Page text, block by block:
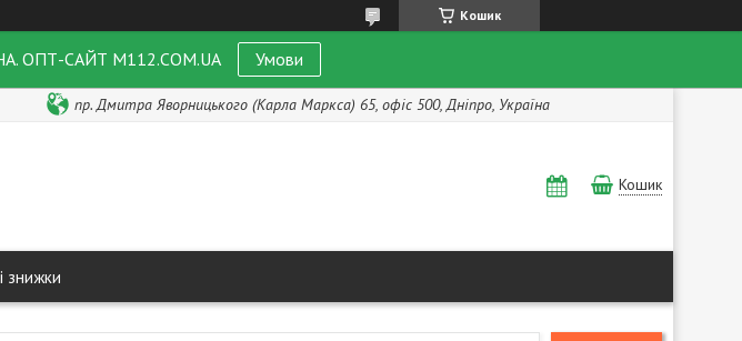
Кошик
ОПТ-САЙТ M112.COM.UA Умови
пр. Дмитра Яворницького (Карла Маркса) 65, офіс 500, Дніпро, Україна
Кошик
знижки